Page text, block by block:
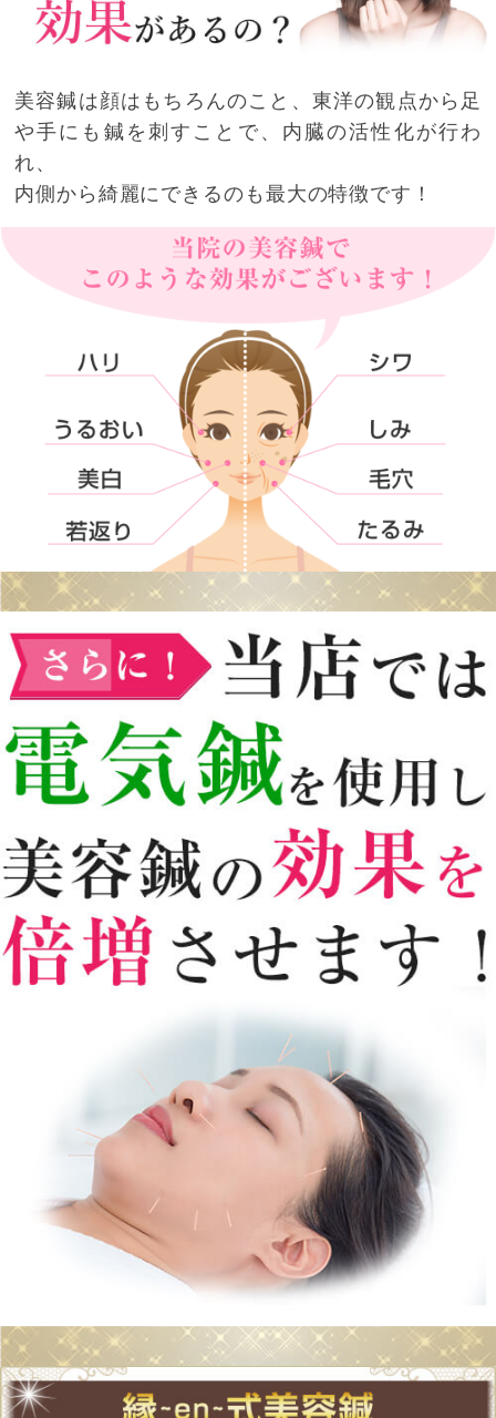
美容鍼は顔はもちろんのこと、東洋の観点から足
や手にも鍼を刺すことで、内臓の活性化が行わ
れ、
内側から綺麗にできるのも最大の特徴です！